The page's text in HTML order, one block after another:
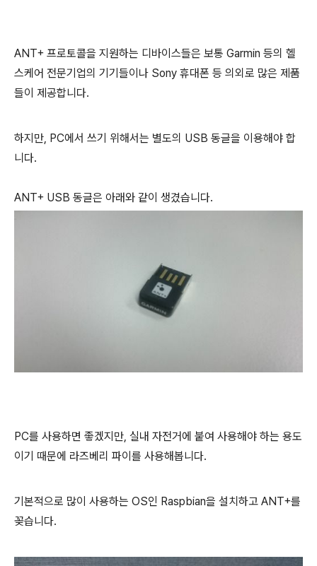
ANT+ 프로토콜을 지원하는 디바이스들은 보통 Garmin 등의 헬
스케어 전문기업의 기기들이나 Sony 휴대폰 등 의외로 많은 제품
들이 제공합니다.
하지만, PC에서 쓰기 위해서는 별도의 USB 동글을 이용해야 합
니다.
ANT+ USB 동글은 아래와 같이 생겼습니다.
PC를 사용하면 좋겠지만, 실내 자전거에 붙여 사용해야 하는 용도
이기 때문에 라즈베리 파이를 사용해봅니다.
기본적으로 많이 사용하는 OS인 Raspbian을 설치하고 ANT+를
꽂습니다.